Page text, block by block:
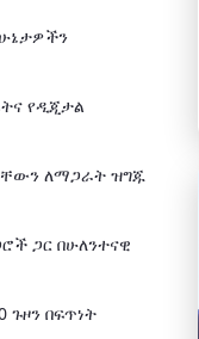
የዲጂታል
ለማጋራት ዝግጁ
ጋር በሁለንተናዊ
በፍጥነት